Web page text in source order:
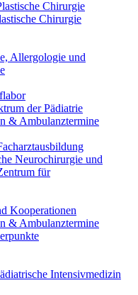
Chirurgie
Chirurgie
Allergologie und
der Pädiatrie
& Ambulanztermine
Neurochirurgie und
für
Kooperationen
& Ambulanztermine
Intensivmedizin